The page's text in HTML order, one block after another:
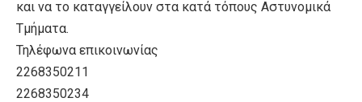
και να το καταγγείλουν στα κατά τόπους Αστυνομικά
Τμήματα.
Τηλέφωνα επικοινωνίας
2268350211
2268350234